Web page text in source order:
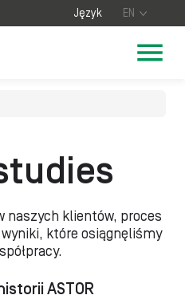
Język EN
naszych klientów, proces
które osiągnęliśmy
ASTOR